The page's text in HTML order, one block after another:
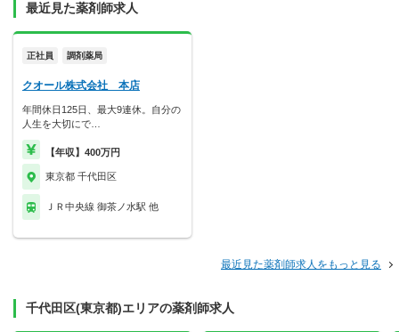
最近見た薬剤師求人
正社員 調剤薬局
クオール株式会社 本店
年間休日125日、最大9連休。自分の
人生を大切にで…
【年収】400万円
東京都 千代田区
ＪＲ中央線 御茶ノ水駅 他
最近見た薬剤師求人をもっと見る
千代田区(東京都)エリアの薬剤師求人